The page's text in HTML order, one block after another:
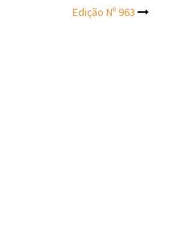
Edição Nº 963